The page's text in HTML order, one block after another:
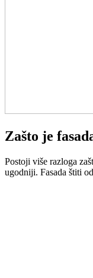
Zašto je
Postoji više razloga
ugodniji. Fasada štiti